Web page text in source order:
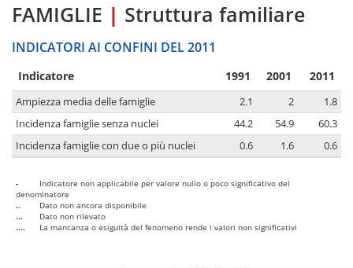
FAMIGLIE | Struttura familiare
INDICATORI AI CONFINI DEL 2011
Indicatore 1991 2001 2011
Ampiezza media delle famiglie 2.1 2
1.8
Incidenza famiglie senza nuclei
44.2 54.9
60.3
Incidenza famiglie con due o più nuclei
0.6 1.6 0.6
-
Indicatore non applicabile per valore nullo o poco significativo del
denominatore
..
Dato non ancora disponibile
...
Dato non rilevato
....
La mancanza o esiguità del fenomeno rende i valori non significativi